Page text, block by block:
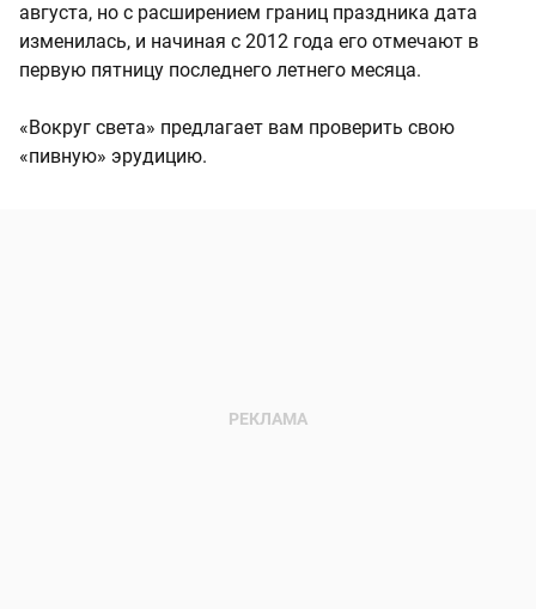
августа, но с расширением границ праздника дата
изменилась, и начиная с 2012 года его отмечают в
первую пятницу последнего летнего месяца.
«Вокруг света» предлагает вам проверить свою
«пивную» эрудицию.